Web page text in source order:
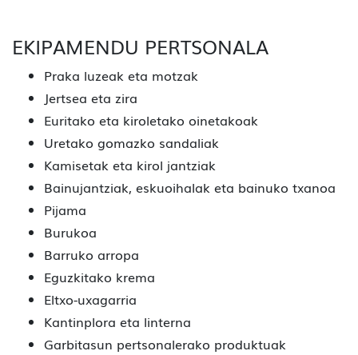
EKIPAMENDU PERTSONALA
Praka luzeak eta motzak
Jertsea eta zira
Euritako eta kiroletako oinetakoak
Uretako gomazko sandaliak
Kamisetak eta kirol jantziak
Bainujantziak, eskuoihalak eta bainuko txanoa
Pijama
Burukoa
Barruko arropa
Eguzkitako krema
Eltxo-uxagarria
Kantinplora eta linterna
Garbitasun pertsonalerako produktuak